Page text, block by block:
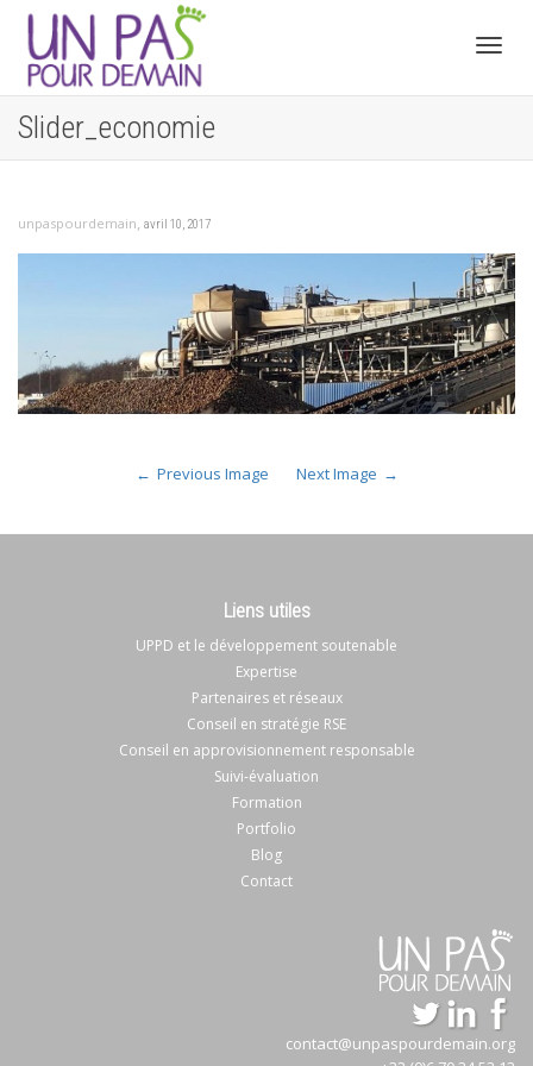
Slider_economie
unpaspourdemain, avril 10, 2017
Previous Image Next Image
Liens utiles
UPPD et le développement soutenable
Expertise
Partenaires et réseaux
Conseil en stratégie RSE
Conseil en approvisionnement responsable
Suivi-évaluation
Formation
Portfolio
Blog
Contact
contact@unpaspourdemain.org